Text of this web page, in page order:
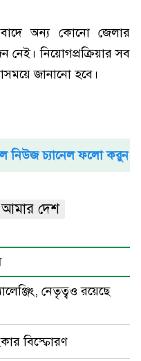
অন্য কোনো জেলার
নেই। নিয়োগপ্রক্রিয়ার সব
জানানো হবে।
নিউজ চ্যানেল ফলো করুন
আমার দেশ
নেতৃত্বও রয়েছে
বিস্ফোরণ